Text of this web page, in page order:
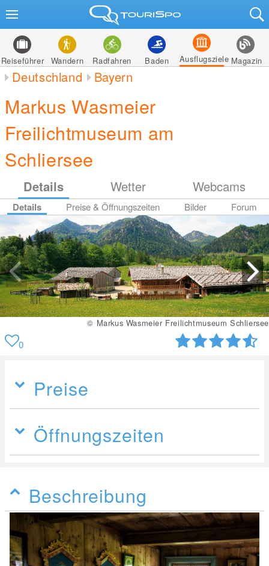
Reiseführer Wandern Radfahren Baden Ausflugsziele Magazin
Deutschland Bayern
Markus Wasmeier
Freilichtmuseum am
Schliersee
Details Wetter Webcams
Details Preise & Öffnungszeiten Bilder Forum
© Markus Wasmeier Freilichtmuseum Schliersee
0
Preise
Öffnungszeiten
Beschreibung